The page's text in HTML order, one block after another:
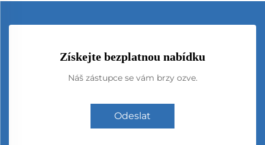
Získejte bezplatnou nabídku
Náš zástupce se vám brzy ozve.
Odeslat